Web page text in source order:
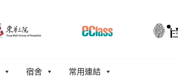
宿舍 常用連結